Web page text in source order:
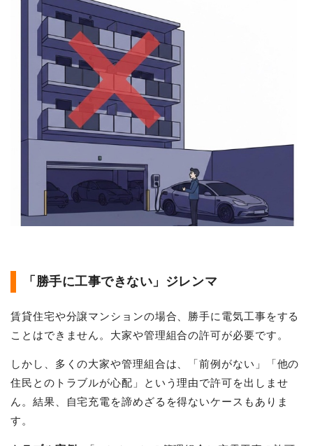
「勝手に工事できない」ジレンマ
賃貸住宅や分譲マンションの場合、勝手に電気工事をする
ことはできません。大家や管理組合の許可が必要です。
しかし、多くの大家や管理組合は、「前例がない」「他の
住民とのトラブルが心配」という理由で許可を出しませ
ん。結果、自宅充電を諦めざるを得ないケースもありま
す。